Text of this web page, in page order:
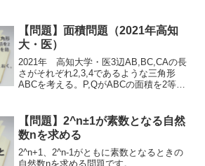
【問題】面積問題（2021年高知
大・医）
2021年 高知大学・医3辺AB,BC,CAの長
さがそれぞれ2,3,4であるような三角形
ABCを考える。P,QがABCの面積を2等分
えよ。(1) cos∠BACの値を...
【問題】2^n±1が素数となる自然
数nを求める
2^n+1、2^n-1がともに素数となるときの
自然数nを求める問題です。